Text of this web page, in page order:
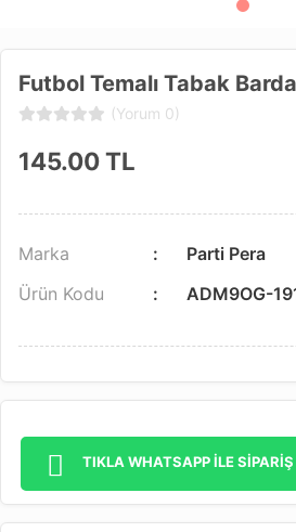
Futbol Temalı Tabak
(Yorum 0)
145.00TL
Marka
Parti Pera
Ürün Kodu
ADM9OG-
TIKLA WHATSAPP İLE SİPARİŞ